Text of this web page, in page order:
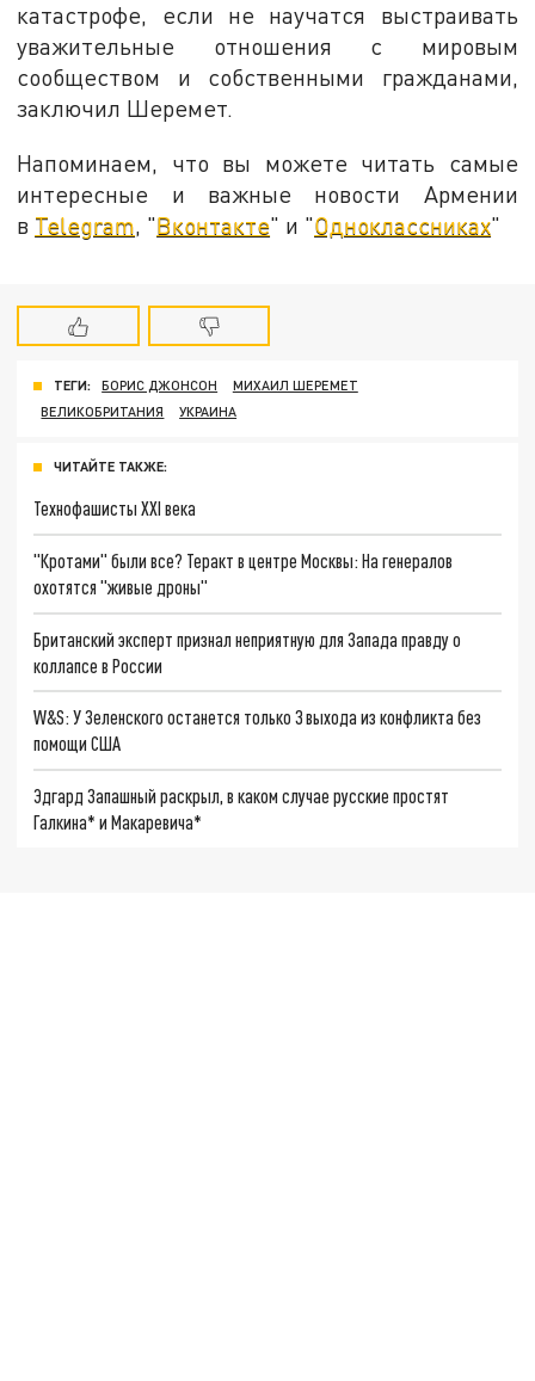
катастрофе, если не научатся выстраивать
уважительные отношения с мировым
сообществом и собственными гражданами,
заключил Шеремет.
Напоминаем, что вы можете читать самые
интересные и важные новости Армении
в Telegram, "Вконтакте" и "Одноклассниках"
ТЕГИ: БОРИС ДЖОНСОН
МИХАИЛ ШЕРЕМЕТ
ВЕЛИКОБРИТАНИЯ
УКРАИНА
ЧИТАЙТЕ ТАКЖЕ:
Технофашисты XXI века
"Кротами" были все? Теракт в центре Москвы: На генералов
охотятся "живые дроны"
Британский эксперт признал неприятную для Запада правду о
коллапсе в России
W&S: У Зеленского останется только 3 выхода из конфликта без
помощи США
Эдгард Запашный раскрыл, в каком случае русские простят
Галкина* и Макаревича*